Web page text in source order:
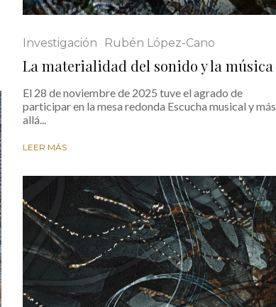
Investigación Rubén López-Cano
La materialidad del sonido y la música
El 28 de noviembre de 2025 tuve el agrado de
participar en la mesa redonda Escucha musical y más
allá...
LEER MÁS